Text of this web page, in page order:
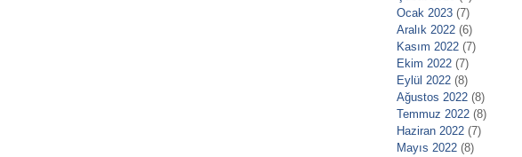
Ocak 2023 (7)
Aralık 2022 (6)
Kasım 2022 (7)
Ekim 2022 (7)
Eylül 2022 (8)
Ağustos 2022 (8)
Temmuz 2022 (8)
Haziran 2022 (7)
Mayıs 2022 (8)